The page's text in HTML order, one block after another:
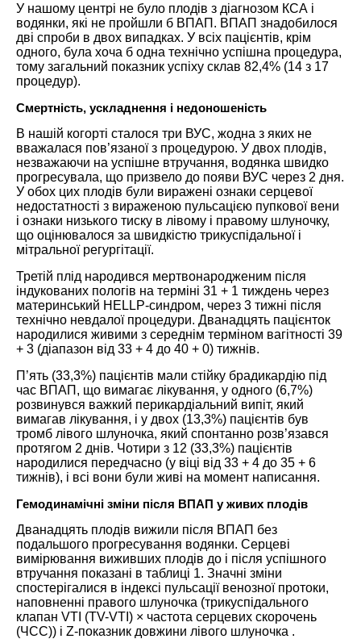
У нашому центрі не було плодів з діагнозом КСА і
водянки, які не пройшли б ВПАП. ВПАП знадобилося
дві спроби в двох випадках. У всіх пацієнтів, крім
одного, була хоча б одна технічно успішна процедура,
тому загальний показник успіху склав 82,4% (14 з 17
процедур).
Смертність, ускладнення і недоношеність
В нашій когорті сталося три ВУС, жодна з яких не
вважалася пов’язаної з процедурою. У двох плодів,
незважаючи на успішне втручання, водянка швидко
прогресувала, що призвело до появи ВУС через 2 дня.
У обох цих плодів були виражені ознаки серцевої
недостатності з вираженою пульсацією пупкової вени
і ознаки низького тиску в лівому і правому шлуночку,
що оцінювалося за швидкістю трикуспідальної і
мітральної регургітації.
Третій плід народився мертвонародженим після
індукованих пологів на терміні 31 + 1 тиждень через
материнський HELLP-синдром, через 3 тижні після
технічно невдалої процедури. Дванадцять пацієнток
народилися живими з середнім терміном вагітності 39
+ 3 (діапазон від 33 + 4 до 40 + 0) тижнів.
П’ять (33,3%) пацієнтів мали стійку брадикардію під
час ВПАП, що вимагає лікування, у одного (6,7%)
розвинувся важкий перикардіальний випіт, який
вимагав лікування, і у двох (13,3%) пацієнтів був
тромб лівого шлуночка, який спонтанно розв’язався
протягом 2 днів. Чотири з 12 (33,3%) пацієнтів
народилися передчасно (у віці від 33 + 4 до 35 + 6
тижнів), і всі вони були живі на момент написання.
Гемодинамічні зміни після ВПАП у живих плодів
Дванадцять плодів вижили після ВПАП без
подальшого прогресування водянки. Серцеві
вимірювання виживших плодів до і після успішного
втручання показані в таблиці 1. Значні зміни
спостерігалися в індексі пульсації венозної протоки,
наповненні правого шлуночка (трикуспідального
клапан VTI (TV-VTI) × частота серцевих скорочень
(ЧСС)) і Z-показник довжини лівого шлуночка .